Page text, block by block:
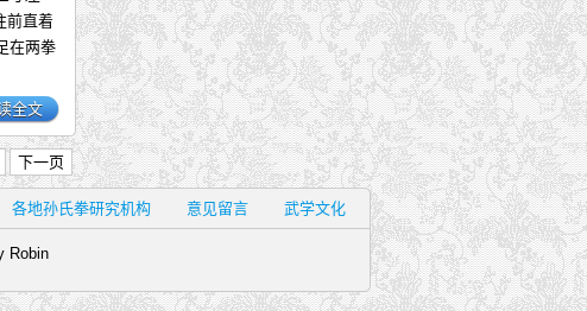
前直着
在两拳
全文
下一页
武学文化
意见留言
各地孙氏拳研究机构
Robin